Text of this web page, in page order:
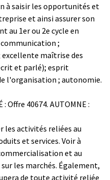
à saisir les opportunités et
et ainsi assurer son
au 1er ou 2e cycle en
;
maîtrise des
et parlé); esprit
l'organisation ; autonomie.
:Offre 40674. AUTOMNE :
les activités reliées au
et services. Voir à
et au
les marchés. Également,
de toute activité reliée